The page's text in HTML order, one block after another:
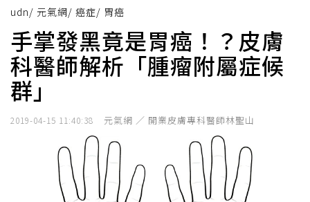
udn/ 元氣網/ 癌症/ 胃癌
手掌發黑竟是胃癌！？皮膚
科醫師解析「腫瘤附屬症候
群」
2019-04-15 11:40:38 元氣網 ／ 開業皮膚專科醫師林聖山